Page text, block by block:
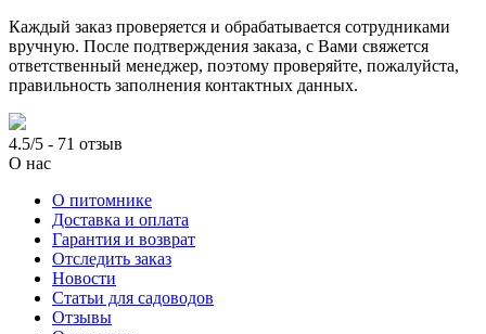
Каждый заказ проверяется и обрабатывается сотрудниками
вручную. После подтверждения заказа, с Вами свяжется
ответственный менеджер, поэтому проверяйте, пожалуйста,
правильность заполнения контактных данных.
4.5/5 - 71 отзыв
О нас
О питомнике
Доставка и оплата
Гарантия и возврат
Отследить заказ
Новости
Статьи для садоводов
Отзывы